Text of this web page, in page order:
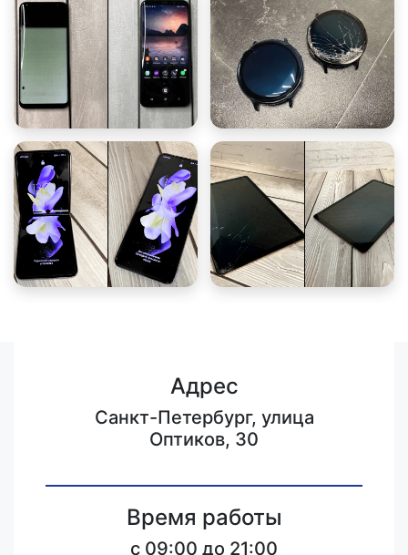
Адрес
Санкт-Петербург, улица
Оптиков, 30
Время работы
c 09:00 до 21:00